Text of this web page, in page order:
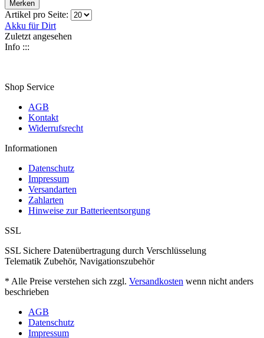
Merken
Artikel pro Seite:
Akku für Dirt
Zuletzt angesehen
Info :::
Shop Service
AGB
Kontakt
Widerrufsrecht
Informationen
Datenschutz
Impressum
Versandarten
Zahlarten
Hinweise zur Batterieentsorgung
SSL
SSL Sichere Datenübertragung durch Verschlüsselung
Telematik Zubehör, Navigationszubehör
* Alle Preise verstehen sich zzgl. Versandkosten wenn nicht anders
beschrieben
AGB
Datenschutz
Impressum